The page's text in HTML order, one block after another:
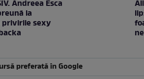
Andreea Esca
la
privirile sexy
preferată în Google